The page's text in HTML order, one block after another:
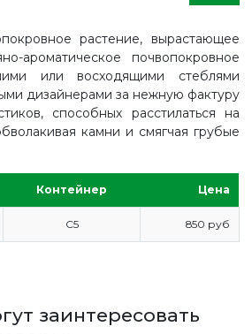
растение, вырастающее
ароматическое почвопокровное
или восходящими стеблями
дизайнерами за нежную фактуру
способных расстилаться на
камни и смягчая грубые
Контейнер Цена
С5 850 руб
заинтересовать